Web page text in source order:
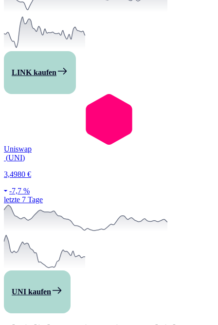
LINK kaufen
Uniswap
(UNI)
3,4980 €
-7,7 %
letzte 7 Tage
UNI kaufen